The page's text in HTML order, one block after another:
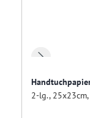
2-lg.,